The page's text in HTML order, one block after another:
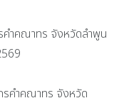
คำคณาทร จังหวัดลำพูน
คำคณาทร จังหวัด